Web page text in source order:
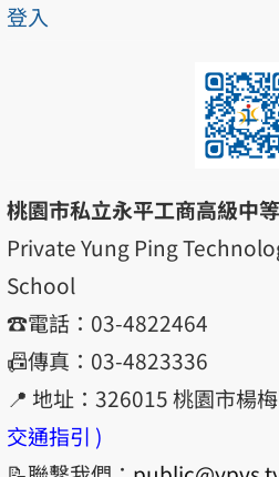
登入
桃園市私立永平工商高級中
Private Yung Ping
School
☎️電話：03-4822464
📠傳真：03-4823336
📍 地址：326015 桃園市楊
交通指引 )